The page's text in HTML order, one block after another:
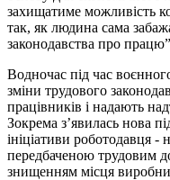
захищатиме можливість
так, як людина сама
законодавства про
Водночас під час
зміни трудового
працівників і надають
Зокрема з’явилась нова
ініціативи роботодавця -
передбаченою трудовим
знищенням місця